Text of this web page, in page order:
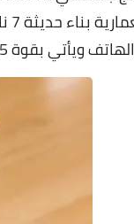
يدعم الهاتف الشحن الاسلكي السريع 15 واط